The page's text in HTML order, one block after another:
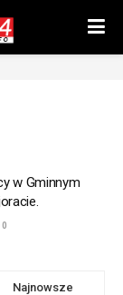
w Gminnym
0
Najnowsze